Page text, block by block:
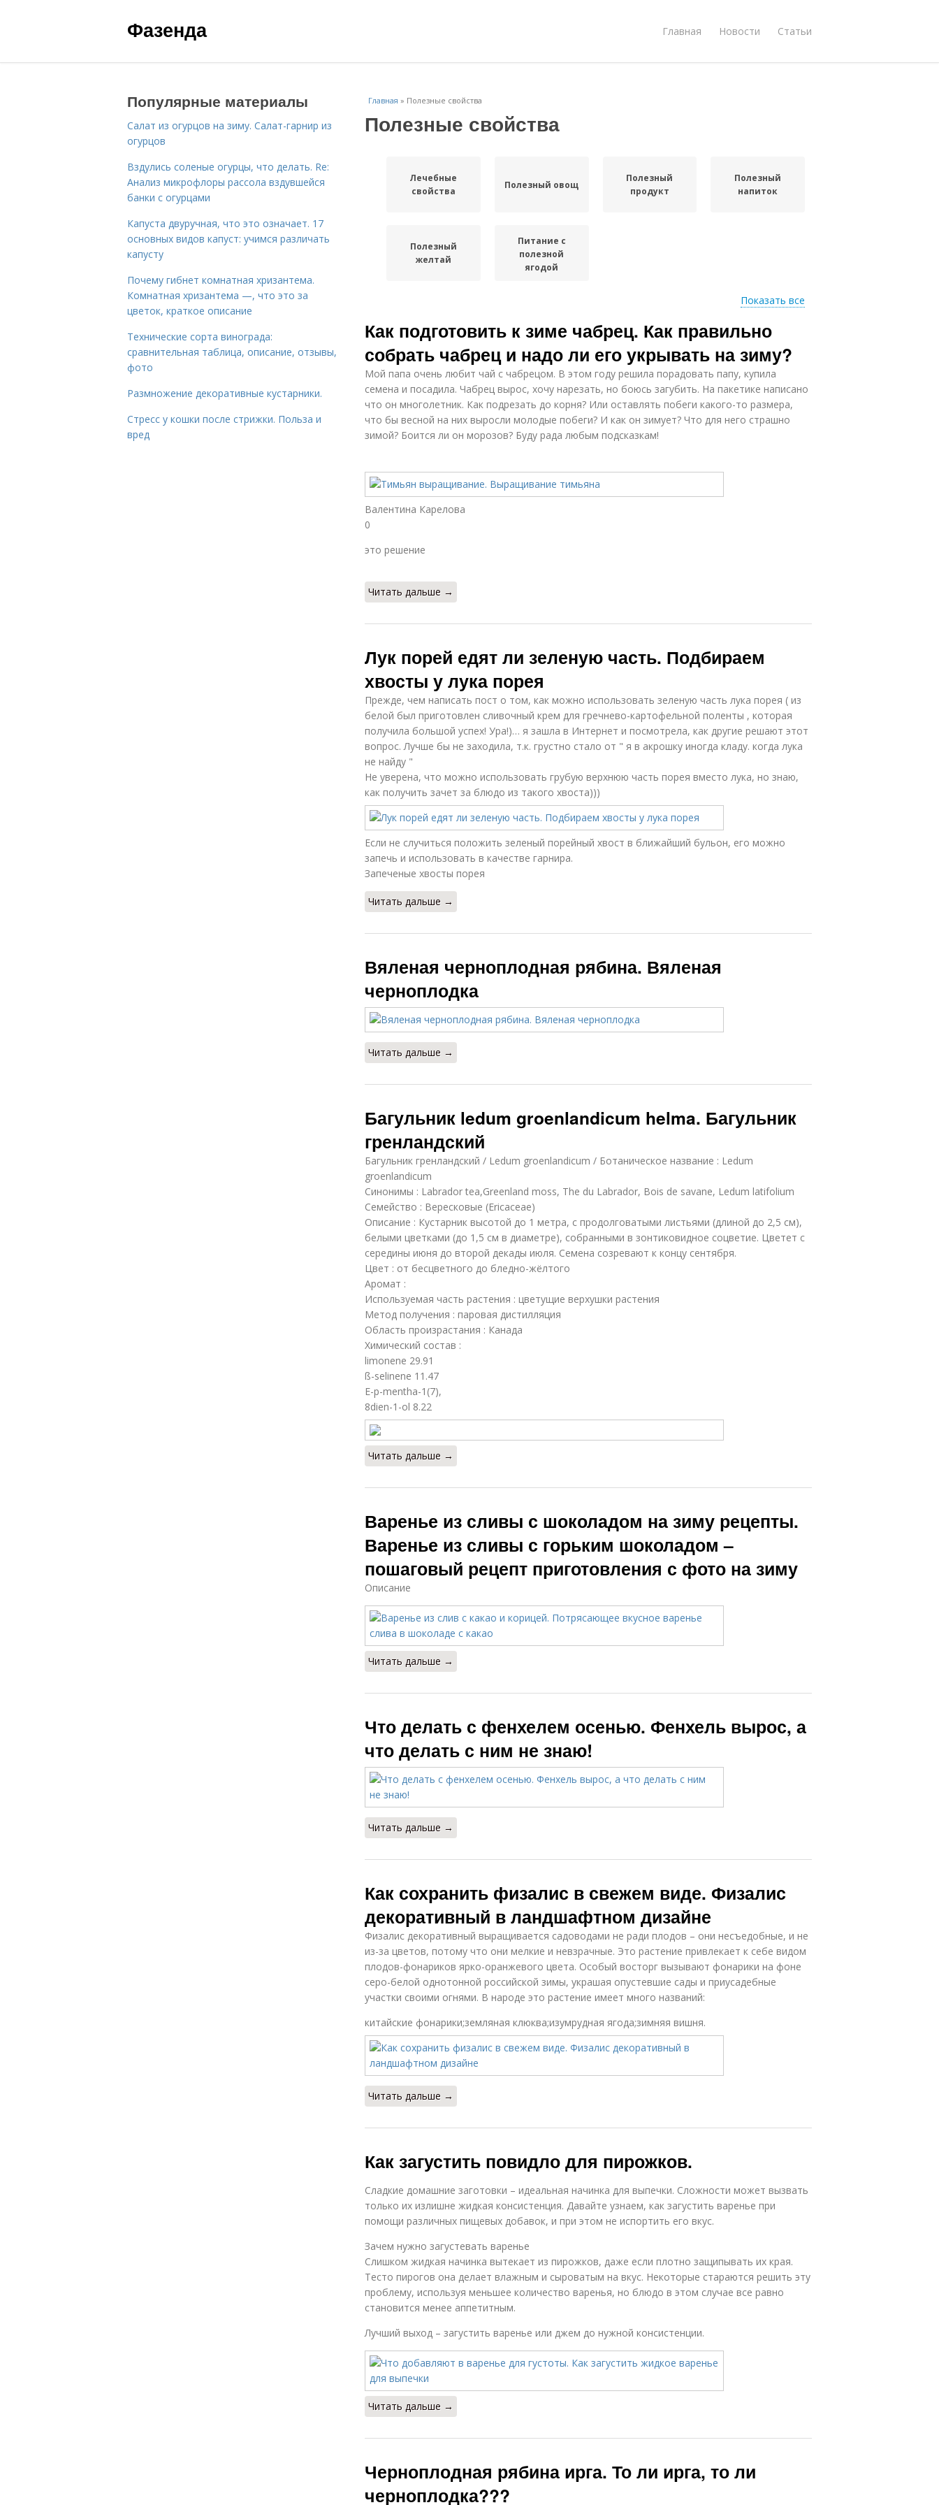
Фазенда Главная Новости Статьи
Главная » Полезные свойства
Полезные свойства
Лечебные
свойства
Полезный овощ
Полезный
продукт
Полезный
напиток
Полезный
желтай
Питание с
полезной
ягодой
Показать все
Как подготовить к зиме чабрец. Как правильно
собрать чабрец и надо ли его укрывать на зиму?
Мой папа очень любит чай с чабрецом. В этом году решила порадовать папу, купила
семена и посадила. Чабрец вырос, хочу нарезать, но боюсь загубить. На пакетике написано
что он многолетник. Как подрезать до корня? Или оставлять побеги какого-то размера,
что бы весной на них выросли молодые побеги? И как он зимует? Что для него страшно
зимой? Боится ли он морозов? Буду рада любым подсказкам!
Валентина Карелова
0
это решение
Читать дальше →
Лук порей едят ли зеленую часть. Подбираем
хвосты у лука порея
Прежде, чем написать пост о том, как можно использовать зеленую часть лука порея ( из
белой был приготовлен сливочный крем для гречнево-картофельной поленты , которая
получила большой успех! Ура!)… я зашла в Интернет и посмотрела, как другие решают этот
вопрос. Лучше бы не заходила, т.к. грустно стало от " я в акрошку иногда кладу. когда лука
не найду "
Не уверена, что можно использовать грубую верхнюю часть порея вместо лука, но знаю,
как получить зачет за блюдо из такого хвоста)))
Если не случиться положить зеленый порейный хвост в ближайший бульон, его можно
запечь и использовать в качестве гарнира.
Запеченые хвосты порея
Читать дальше →
Вяленая черноплодная рябина. Вяленая
черноплодка
Читать дальше →
Багульник ledum groenlandicum helma. Багульник
гренландский
Багульник гренландский / Ledum groenlandicum / Ботаническое название : Ledum
groenlandicum
Синонимы : Labrador tea,Greenland moss, The du Labrador, Bois de savane, Ledum latifolium
Семейство : Вересковые (Ericaceae)
Описание : Кустарник высотой до 1 метра, с продолговатыми листьями (длиной до 2,5 см),
белыми цветками (до 1,5 см в диаметре), собранными в зонтиковидное соцветие. Цветет с
середины июня до второй декады июля. Семена созревают к концу сентября.
Цвет : от бесцветного до бледно-жёлтого
Аромат :
Используемая часть растения : цветущие верхушки растения
Метод получения : паровая дистилляция
Область произрастания : Канада
Химический состав :
limonene 29.91
ß-selinene 11.47
E-p-mentha-1(7),
8dien-1-ol 8.22
Читать дальше →
Варенье из сливы с шоколадом на зиму рецепты.
Варенье из сливы с горьким шоколадом –
пошаговый рецепт приготовления с фото на зиму
Описание
Читать дальше →
Что делать с фенхелем осенью. Фенхель вырос, а
что делать с ним не знаю!
Читать дальше →
Как сохранить физалис в свежем виде. Физалис
декоративный в ландшафтном дизайне
Физалис декоративный выращивается садоводами не ради плодов – они несъедобные, и не
из-за цветов, потому что они мелкие и невзрачные. Это растение привлекает к себе видом
плодов-фонариков ярко-оранжевого цвета. Особый восторг вызывают фонарики на фоне
серо-белой однотонной российской зимы, украшая опустевшие сады и приусадебные
участки своими огнями. В народе это растение имеет много названий:
китайские фонарики;земляная клюква;изумрудная ягода;зимняя вишня.
Читать дальше →
Как загустить повидло для пирожков.
Сладкие домашние заготовки – идеальная начинка для выпечки. Сложности может вызвать
только их излишне жидкая консистенция. Давайте узнаем, как загустить варенье при
помощи различных пищевых добавок, и при этом не испортить его вкус.
Зачем нужно загустевать варенье
Слишком жидкая начинка вытекает из пирожков, даже если плотно защипывать их края.
Тесто пирогов она делает влажным и сыроватым на вкус. Некоторые стараются решить эту
проблему, используя меньшее количество варенья, но блюдо в этом случае все равно
становится менее аппетитным.
Лучший выход – загустить варенье или джем до нужной консистенции.
Читать дальше →
Черноплодная рябина ирга. То ли ирга, то ли
черноплодка???
Популярные материалы
Салат из огурцов на зиму. Салат-гарнир из
огурцов
Вздулись соленые огурцы, что делать. Re:
Анализ микрофлоры рассола вздувшейся
банки с огурцами
Капуста двуручная, что это означает. 17
основных видов капуст: учимся различать
капусту
Почему гибнет комнатная хризантема.
Комнатная хризантема —, что это за
цветок, краткое описание
Технические сорта винограда:
сравнительная таблица, описание, отзывы,
фото
Размножение декоративные кустарники.
Стресс у кошки после стрижки. Польза и
вред